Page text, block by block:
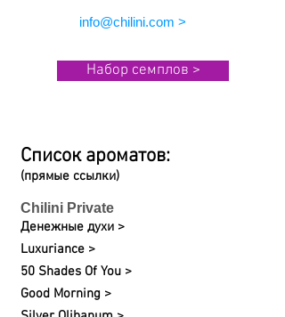
info@chilini.com >
Набор семплов >
Список ароматов:
(прямые ссылки)
Chilini Private
Денежные духи >
Luxuriance >
50 Shades Of You >
Good Morning >